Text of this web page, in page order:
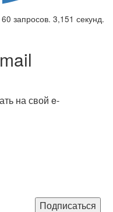
запросов. 3,151 секунд.
на свой e-
Подписаться